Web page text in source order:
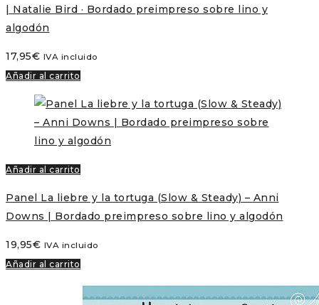
| Natalie Bird · Bordado preimpreso sobre lino y
algodón
17,95€ IVA incluido
Añadir al carrito
Añadir al carrito
Panel La liebre y la tortuga (Slow & Steady) – Anni
Downs | Bordado preimpreso sobre lino y algodón
19,95€ IVA incluido
Añadir al carrito